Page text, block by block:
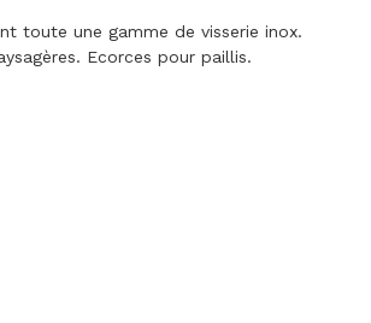
toute une gamme de visserie inox.
Ecorces pour paillis.